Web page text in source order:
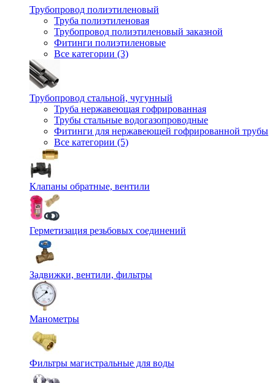
Трубопровод полиэтиленовый
Труба полиэтиленовая
Трубопровод полиэтиленовый заказной
Фитинги полиэтиленовые
Все категории (3)
Трубопровод стальной, чугунный
Труба нержавеющая гофрированная
Трубы стальные водогазопроводные
Фитинги для нержавеющей гофрированной трубы
Все категории (5)
Клапаны обратные, вентили
Герметизация резьбовых соединений
Задвижки, вентили, фильтры
Манометры
Фильтры магистральные для воды